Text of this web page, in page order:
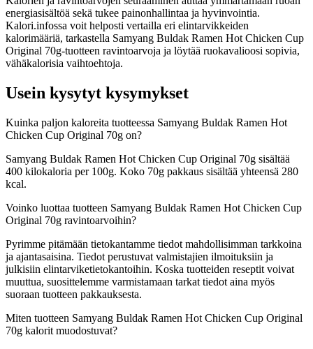
energiasisältöä sekä tukee painonhallintaa ja hyvinvointia.
Kalori.infossa voit helposti vertailla eri elintarvikkeiden
kalorimääriä, tarkastella Samyang Buldak Ramen Hot Chicken Cup
Original 70g-tuotteen ravintoarvoja ja löytää ruokavalioosi sopivia,
vähäkalorisia vaihtoehtoja.
Usein kysytyt kysymykset
Kuinka paljon kaloreita tuotteessa Samyang Buldak Ramen Hot
Chicken Cup Original 70g on?
Samyang Buldak Ramen Hot Chicken Cup Original 70g sisältää
400 kilokaloria per 100g. Koko 70g pakkaus sisältää yhteensä 280
kcal.
Voinko luottaa tuotteen Samyang Buldak Ramen Hot Chicken Cup
Original 70g ravintoarvoihin?
Pyrimme pitämään tietokantamme tiedot mahdollisimman tarkkoina
ja ajantasaisina. Tiedot perustuvat valmistajien ilmoituksiin ja
julkisiin elintarviketietokantoihin. Koska tuotteiden reseptit voivat
muuttua, suosittelemme varmistamaan tarkat tiedot aina myös
suoraan tuotteen pakkauksesta.
Miten tuotteen Samyang Buldak Ramen Hot Chicken Cup Original
70g kalorit muodostuvat?